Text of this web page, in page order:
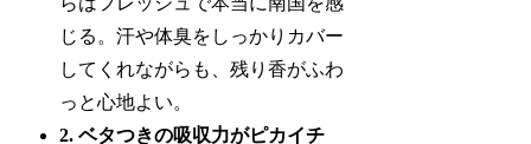
じる。汗や体臭をしっかりカバー
してくれながらも、残り香がふわ
っと心地よい。
2. ベタつきの吸収力がピカイチ